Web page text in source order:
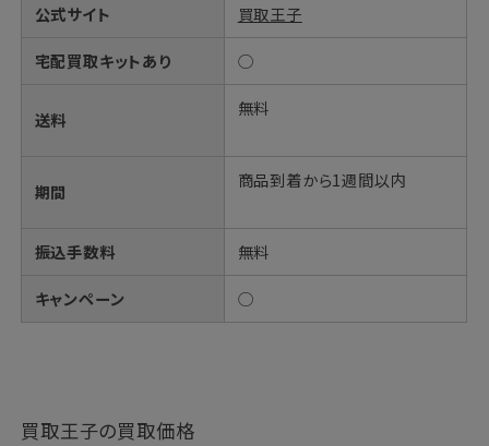
公式サイト 買取王子
宅配買取キットあり ◯
送料
無料
期間
商品到着から1週間以内
振込手数料 無料
キャンペーン ◯
買取王子の買取価格